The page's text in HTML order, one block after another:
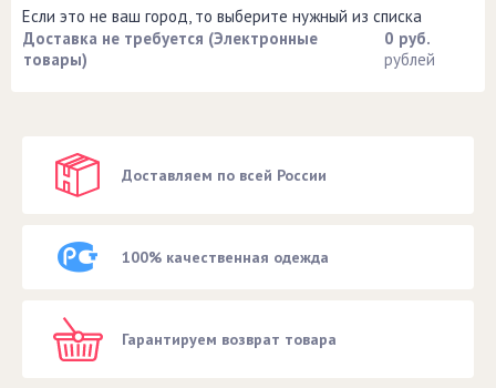
Если это не ваш город, то выберите нужный из списка
Доставка не требуется (Электронные
товары)
0 руб.
рублей
Доставляем по всей России
100% качественная одежда
Гарантируем возврат товара